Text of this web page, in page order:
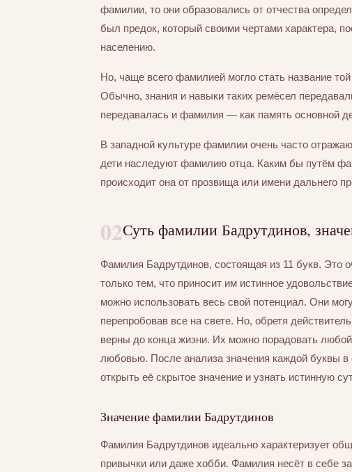
фамилии, то они образовались от отчества
был предок, который своими чертами характера,
населению.
Но, чаще всего фамилией могло стать название
Обычно, знания и навыки таких ремёсел
передавалась и фамилия — как память основной
В западной культуре фамилии очень часто
дети наследуют фамилию отца. Каким бы путём
происходит она от прозвища или имени дальнего
02Суть фамилии Бадрутдинов,
Фамилия Бадрутдинов, состоящая из 11 букв. Это
только тем, что приносит им истинное
можно использовать весь свой потенциал. Они
перепробовав все на свете. Но, обретя
верны до конца жизни. Их можно порадовать
любовью. После анализа значения каждой буквы
открыть её скрытое значение и узнать истинную
Значение фамилии Бадрутдинов
Фамилия Бадрутдинов идеально характеризует
привычки или даже хобби. Фамилия несёт в себе